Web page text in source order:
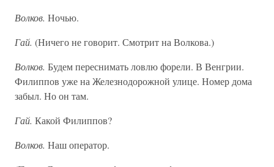
Волков. Ночью.
Гай. (Ничего не говорит. Смотрит на Волкова.)
Волков. Будем переснимать ловлю форели. В Венгрии.
Филиппов уже на Железнодорожной улице. Номер дома
забыл. Но он там.
Гай. Какой Филиппов?
Волков. Наш оператор.